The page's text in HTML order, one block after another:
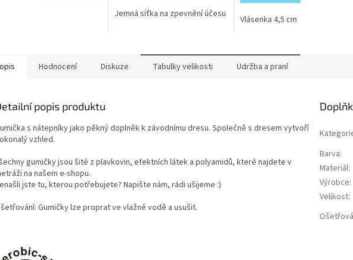
5
Jemná síťka na zpevnění účesu Vlásenka 4,5 cm
Hodnocení Diskuze Tabulky velikosti Udržba a praní
popis produktu
s nátepníky jako pěkný doplněk k závodnímu dresu. Společně s dresem vytvoří
vzhled.
gumičky jsou šité z plavkovin, efektních látek a polyamidů, které najdete v
na našem e-shopu.
jste tu, kterou potřebujete? Napište nám, rádi ušijeme :)
Gumičky lze proprat ve vlažné vodě a usušit.
Barva:
Materiál:
Výrobce:
Velikost: